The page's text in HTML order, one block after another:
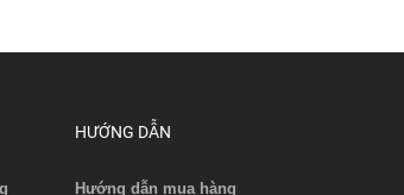
HƯỚNG DẪN
Hướng dẫn mua hàng